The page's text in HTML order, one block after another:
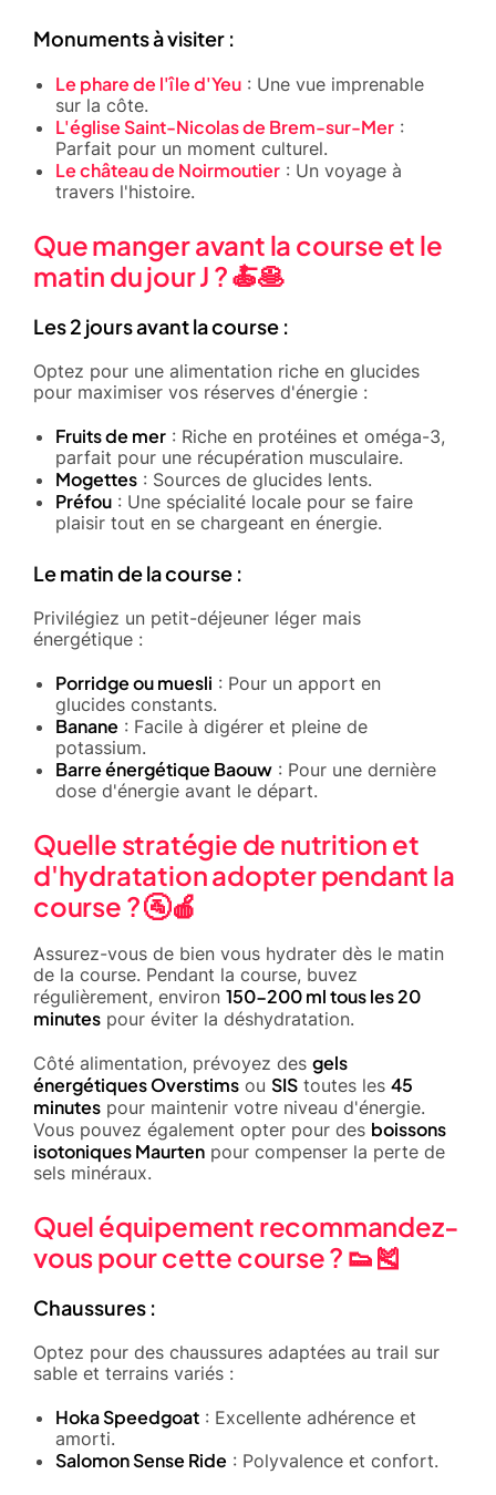
Monuments à visiter :
Le phare de l'île d'Yeu : Une vue imprenable
sur la côte.
L'église Saint-Nicolas de Brem-sur-Mer :
Parfait pour un moment culturel.
Le château de Noirmoutier : Un voyage à
travers l'histoire.
Que manger avant la course et le
matin du jour J ? 🍝🥞
Les 2 jours avant la course :
Optez pour une alimentation riche en glucides
pour maximiser vos réserves d'énergie :
Fruits de mer : Riche en protéines et oméga-3,
parfait pour une récupération musculaire.
Mogettes : Sources de glucides lents.
Préfou : Une spécialité locale pour se faire
plaisir tout en se chargeant en énergie.
Le matin de la course :
Privilégiez un petit-déjeuner léger mais
énergétique :
Porridge ou muesli : Pour un apport en
glucides constants.
Banane : Facile à digérer et pleine de
potassium.
Barre énergétique Baouw : Pour une dernière
dose d'énergie avant le départ.
Quelle stratégie de nutrition et
d'hydratation adopter pendant la
course ? 🚰🍎
Assurez-vous de bien vous hydrater dès le matin
de la course. Pendant la course, buvez
régulièrement, environ 150-200 ml tous les 20
minutes pour éviter la déshydratation.
Côté alimentation, prévoyez des gels
énergétiques Overstims ou SIS toutes les 45
minutes pour maintenir votre niveau d'énergie.
Vous pouvez également opter pour des boissons
isotoniques Maurten pour compenser la perte de
sels minéraux.
Quel équipement recommandez-
vous pour cette course ? 👟🎽
Chaussures :
Optez pour des chaussures adaptées au trail sur
sable et terrains variés :
Hoka Speedgoat : Excellente adhérence et
amorti.
Salomon Sense Ride : Polyvalence et confort.